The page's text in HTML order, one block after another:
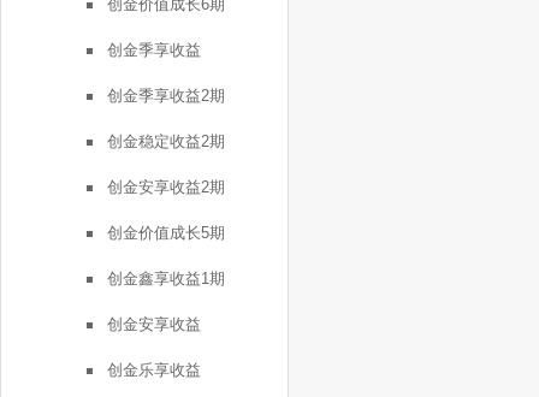
创金价值成长6期
创金季享收益
创金季享收益2期
创金稳定收益2期
创金安享收益2期
创金价值成长5期
创金鑫享收益1期
创金安享收益
创金乐享收益